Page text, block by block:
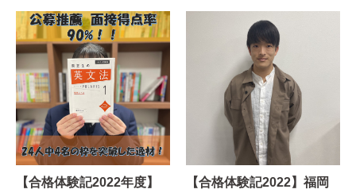
【合格体験記2022年度】
【合格体験記2022】福岡